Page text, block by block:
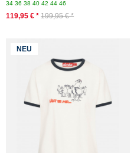
34363840424446
119,95 € * 199,95 € *
NEU